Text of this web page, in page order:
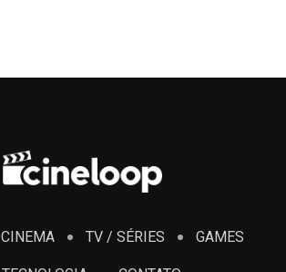
CINEMA TV / SÉRIES GAMES